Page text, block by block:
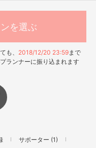
を選ぶ
も、 2018/12/20 23:59まで
ランナーに振り込まれます
サポーター (1)